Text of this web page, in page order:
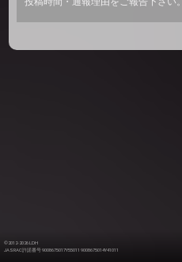
©2012-2026 LDH
JASRAC許諾番号 9008675017Y55011 9008675014Y41011